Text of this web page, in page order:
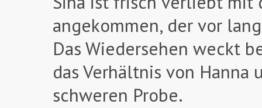
angekommen, der vor
Das Wiedersehen weckt
das Verhältnis von Hanna
schweren Probe.